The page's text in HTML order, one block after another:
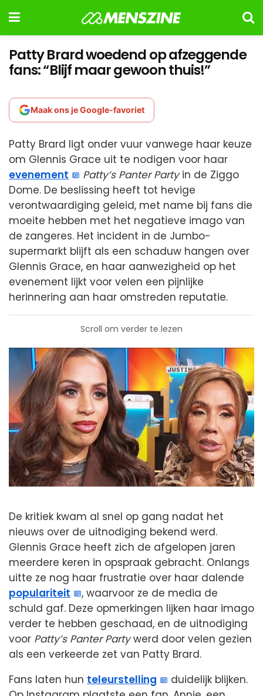
Patty Brard woedend op afzeggende
fans: “Blijf maar gewoon thuis!”
Maak ons je Google-favoriet
Patty Brard ligt onder vuur vanwege haar keuze
om Glennis Grace uit te nodigen voor haar
evenement
Patty’s Panter Partyin de Ziggo
Dome. De beslissing heeft tot hevige
verontwaardiging geleid, met name bij fans die
moeite hebben met het negatieve imago van
de zangeres. Het incident in de Jumbo-
supermarkt blijft als een schaduw hangen over
Glennis Grace, en haar aanwezigheid op het
evenement lijkt voor velen een pijnlijke
herinnering aan haar omstreden reputatie.
Scroll om verder te lezen
De kritiek kwam al snel op gang nadat het
nieuws over de uitnodiging bekend werd.
Glennis Grace heeft zich de afgelopen jaren
meerdere keren in opspraak gebracht. Onlangs
uitte ze nog haar frustratie over haar dalende
populariteit
, waarvoor ze de media de
schuld gaf. Deze opmerkingen lijken haar imago
verder te hebben geschaad, en de uitnodiging
voor Patty’s Panter Partywerd door velen gezien
als een verkeerde zet van Patty Brard.
Fans laten hun teleurstelling
duidelijk blijken.